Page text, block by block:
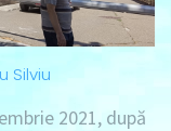
Silviu
2021, după